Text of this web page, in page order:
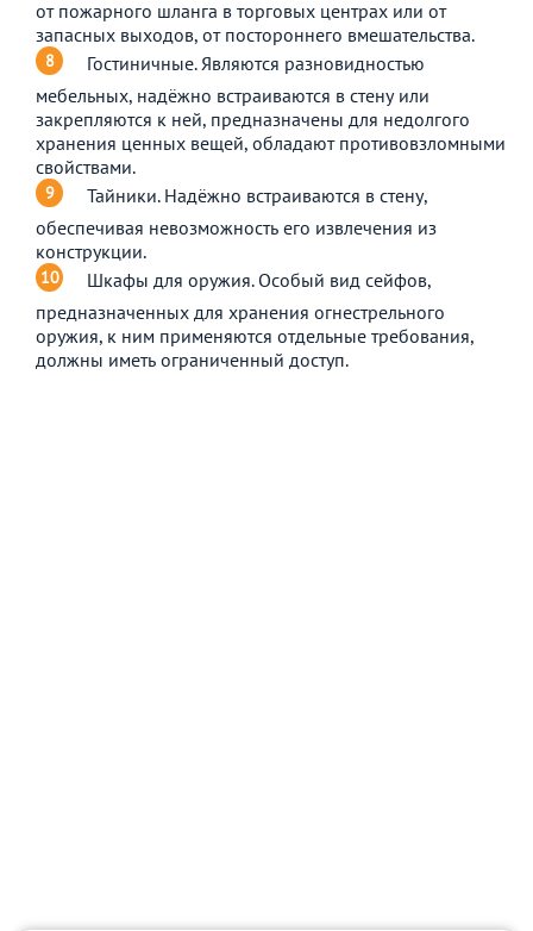
от пожарного шланга в торговых центрах или от
запасных выходов, от постороннего вмешательства.
Гостиничные. Являются разновидностью
мебельных, надёжно встраиваются в стену или
закрепляются к ней, предназначены для недолгого
хранения ценных вещей, обладают противовзломными
свойствами.
Тайники. Надёжно встраиваются в стену,
обеспечивая невозможность его извлечения из
конструкции.
Шкафы для оружия. Особый вид сейфов,
предназначенных для хранения огнестрельного
оружия, к ним применяются отдельные требования,
должны иметь ограниченный доступ.